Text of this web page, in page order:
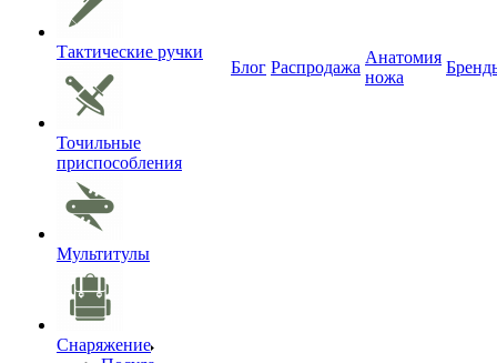
Тактические ручки
Точильные
приспособления
Мультитулы
Снаряжение
Блог Распродажа
Анатомия
ножа